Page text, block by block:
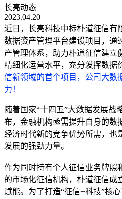
长亮动态
2023.04.20
近日，长亮科技中标朴道征信有
数据资产管理平台建设项目，通
产管理体系，助力朴道征信建立
精细化运营水平，充分发挥数据
信新领域的首个项目，公司大数
力！
随着国家“十四五”大数据发展战
布，金融机构亟需提升自身的数
经济时代新的竞争优势所需，也
发展的强劲力量。
作为同时持有个人征信业务牌照
的市场化征信机构，朴道征信成
赋能。为了打造“征信+科技”核